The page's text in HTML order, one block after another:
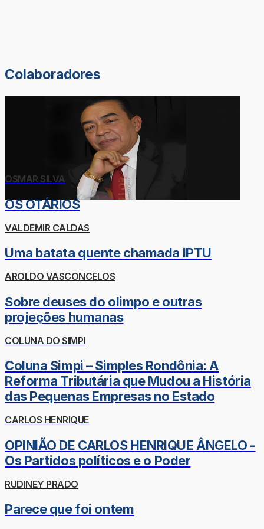
Colaboradores
OSMAR SILVA
OS OTÁRIOS
VALDEMIR CALDAS
Uma batata quente chamada IPTU
AROLDO VASCONCELOS
Sobre deuses do olimpo e outras
projeções humanas
COLUNA DO SIMPI
Coluna Simpi – Simples Rondônia: A
Reforma Tributária que Mudou a História
das Pequenas Empresas no Estado
CARLOS HENRIQUE
OPINIÃO DE CARLOS HENRIQUE ÂNGELO -
Os Partidos políticos e o Poder
RUDINEY PRADO
Parece que foi ontem